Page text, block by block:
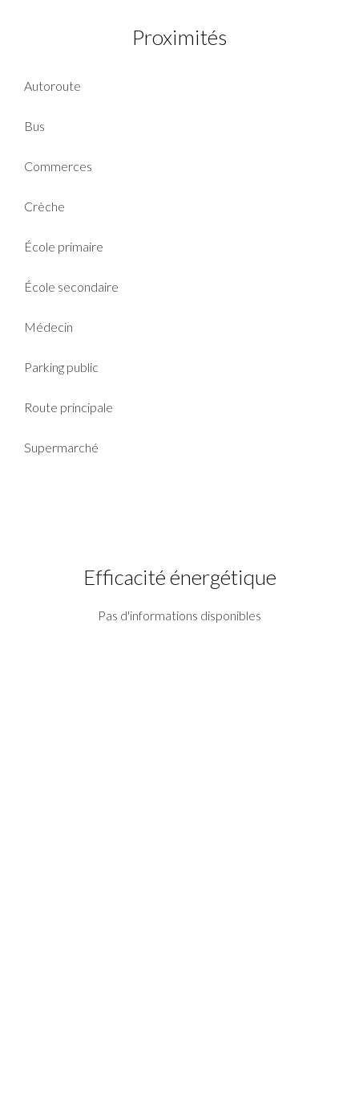
Proximités
Autoroute
Bus
Commerces
Crèche
École primaire
École secondaire
Médecin
Parking public
Route principale
Supermarché
Efficacité énergétique
Pas d'informations disponibles